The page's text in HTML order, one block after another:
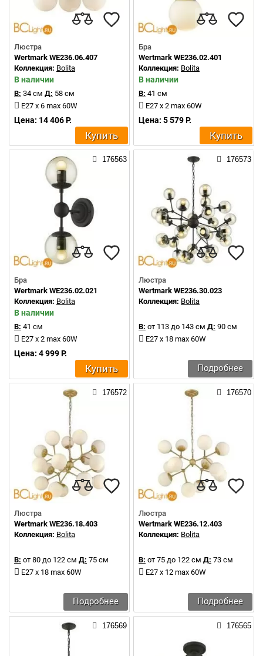
Люстра
Wertmark WE236.06.407
Коллекция: Bolita
В наличии
В: 34 см Д: 58 см
E27 x 6 max 60W
Цена: 14 406 Р.
Купить
Бра
Wertmark WE236.02.401
Коллекция: Bolita
В наличии
В: 41 см
E27 x 2 max 60W
Цена: 5 579 Р.
Купить
176563
Бра
Wertmark WE236.02.021
Коллекция: Bolita
В наличии
В: 41 см
E27 x 2 max 60W
Цена: 4 999 Р.
Купить
176573
Люстра
Wertmark WE236.30.023
Коллекция: Bolita
В: от 113 до 143 см Д: 90 см
E27 x 18 max 60W
Подробнее
176572
Люстра
Wertmark WE236.18.403
Коллекция: Bolita
В: от 80 до 122 см Д: 75 см
E27 x 18 max 60W
Подробнее
176570
Люстра
Wertmark WE236.12.403
Коллекция: Bolita
В: от 75 до 122 см Д: 73 см
E27 x 12 max 60W
Подробнее
176569 176565